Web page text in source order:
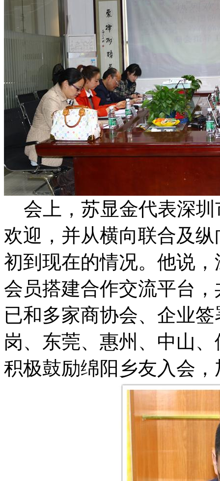
会上，苏显金代表深圳
欢迎，并从横向联合及
初到现在的情况。他说
会员搭建合作交流平台
已和多家商协会、企业
岗、东莞、惠州、中山
积极鼓励绵阳乡友入会